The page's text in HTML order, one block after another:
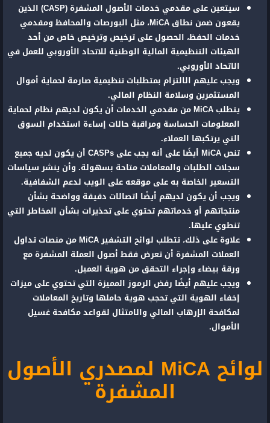
سيتعين على مقدمي خدمات الأصول المشفرة (CASP) الذين
يقعون ضمن نطاق MiCA، مثل البورصات والمحافظ ومقدمي
خدمات الحفظ، الحصول على ترخيص وترخيص خاص من أحد
الهيئات التنظيمية المالية الوطنية للاتحاد الأوروبي للعمل في
الاتحاد الأوروبي.
ويجب عليهم الالتزام بمتطلبات تنظيمية صارمة لحماية أموال
المستثمرين وسلامة النظام المالي.
يتطلب MiCA من مقدمي الخدمات أن يكون لديهم نظام لحماية
المعلومات الحساسة ومراقبة حالات إساءة استخدام السوق
التي يرتكبها العملاء.
تنص MiCA أيضًا على أنه يجب على CASPs أن يكون لديه جميع
سجلات الطلبات والمعاملات متاحة بسهولة. وأن ينشر سياسات
التسعير الخاصة به على موقعه على الويب لدعم الشفافية.
ويجب أن يكون لديهم أيضًا اتصالات دقيقة وواضحة بشأن
منتجاتهم أو خدماتهم تحتوي على تحذيرات بشأن المخاطر التي
تنطوي عليها.
علاوة على ذلك، تتطلب لوائح التشفير MiCA من منصات تداول
العملات المشفرة أن تعرض فقط أصول العملة المشفرة مع
ورقة بيضاء وإجراء التحقق من هوية العميل.
ويجب عليهم أيضًا رفض الرموز المميزة التي تحتوي على ميزات
إخفاء الهوية التي تحجب هوية حاملها وتاريخ المعاملات
لمكافحة الإرهاب المالي والامتثال لقواعد مكافحة غسيل
الأموال.
لوائح MiCA لمصدري الأصول
المشفرة